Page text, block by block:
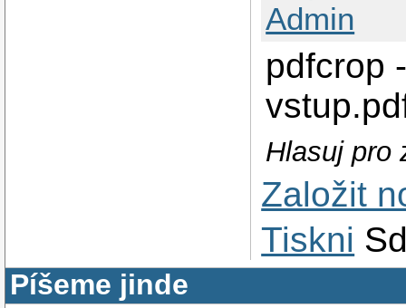
Admin
pdfcrop
Hlasuj
Založit
Tiskni
Píšeme jinde